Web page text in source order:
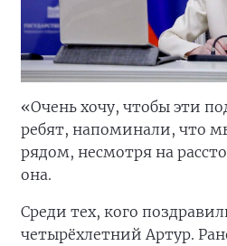
«Очень хочу, чтобы эти
ребят, напоминали, что
рядом, несмотря на
она.
Среди тех, кого
четырёхлетний Артур.